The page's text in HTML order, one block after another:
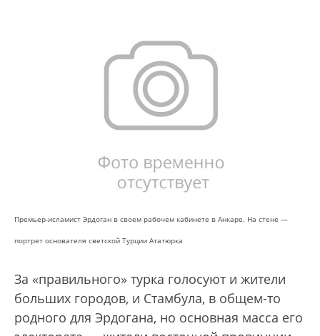
Премьер-исламист Эрдоган в своем рабочем кабинете в Анкаре. На стене —
портрет основателя светской Турции Ататюрка
За «правильного» турка голосуют и жители
больших городов, и Стамбула, в общем-то
родного для Эрдогана, но основная масса его